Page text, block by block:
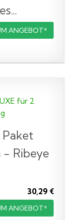
ANGEBOT*
- Ribeye
30,29 €
ANGEBOT*